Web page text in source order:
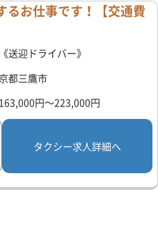
るお仕事です！【交通費
送迎ドライバー》
都三鷹市
円～223,000円
タクシー求人詳細へ